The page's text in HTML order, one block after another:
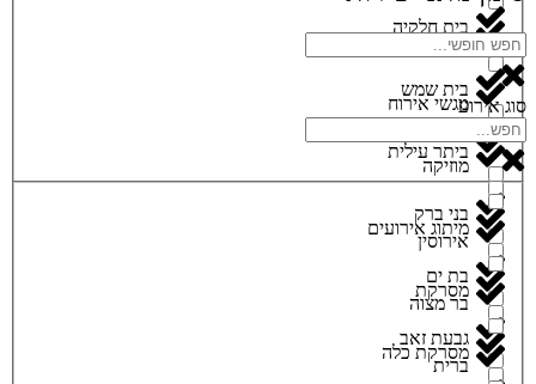
מגנטים
מגשי אירוח
מוזיקה
מיתוג אירועים
מסרקת
מסרקת כלה
בית חלקיה
בית שמש
ביתר עילית
בני ברק
בת ים
גבעת זאב
סוג אירוע
אירוסין
בר מצוה
ברית